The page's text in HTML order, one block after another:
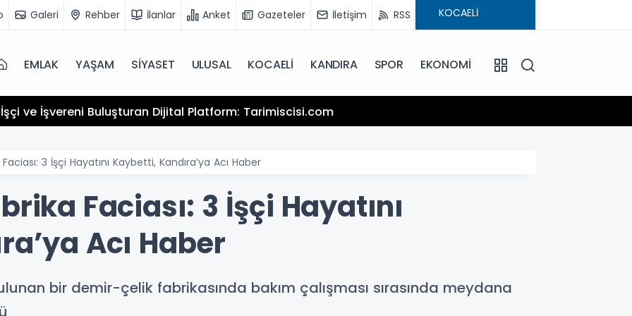
Galeri Rehber İlanlar Anket Gazeteler İletişim RSS
EMLAK YAŞAM SİYASET ULUSAL KOCAELİ KANDIRA SPOR EKONOMİ
ve İşvereni Buluşturan Dijital Platform: Tarimiscisi.com
3 İşçi Hayatını Kaybetti, Kandıra’ya Acı Haber
Faciası: 3 İşçi Hayatını
Acı Haber
bir demir-çelik fabrikasında bakım çalışması sırasında meydana